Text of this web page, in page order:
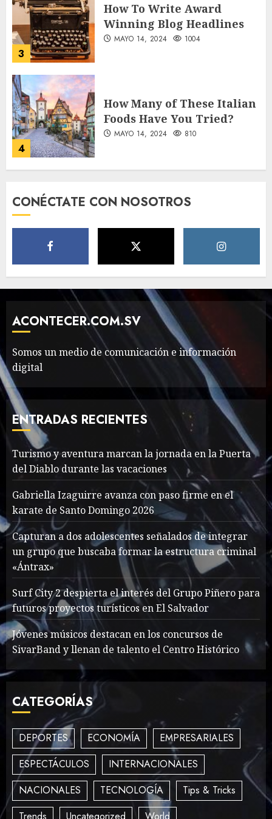
3
How To Write Award
Winning Blog Headlines
MAYO 14, 2024 1004
4
How Many of These Italian
Foods Have You Tried?
MAYO 14, 2024 810
Classic Cars in a Retro
The full story of
Thailand’s extraordinary
cave rescue
MAYO 14, 2024 1002
7
Valentino Goes
Deliberately Feminine for
Fall 2018
MAYO 16, 2024 765
1
Searching for the
forgotten heroes of World
War Two
MAYO 14, 2024 860
2
What’s Scarier Than the
Sex Talk? Its About Weight
MAYO 14, 2024 862
3
How To Write Award
4
How Many of These Italian
Foods Have You Tried?
MAYO 14, 2024 810
CONÉCTATE CON NOSOTROS
ACONTECER.COM.SV
Somos un medio de comunicación e información
digital
ENTRADAS RECIENTES
Turismo y aventura marcan la jornada en la Puerta
del Diablo durante las vacaciones
Gabriella Izaguirre avanza con paso firme en el
karate de Santo Domingo 2026
Capturan a dos adolescentes señalados de integrar
un grupo que buscaba formar la estructura criminal
«Ántrax»
Surf City 2 despierta el interés del Grupo Piñero para
futuros proyectos turísticos en El Salvador
Jóvenes músicos destacan en los concursos de
SivarBand y llenan de talento el Centro Histórico
CATEGORÍAS
DEPORTES ECONOMÍA
EMPRESARIALES
ESPECTÁCULOS
INTERNACIONALES
NACIONALES
TECNOLOGÍA
Tips & Tricks